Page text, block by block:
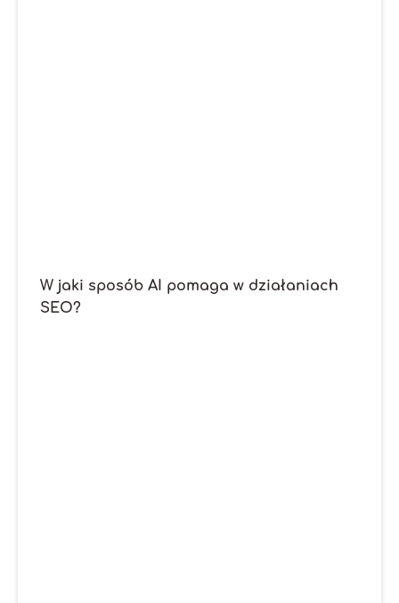
W jaki sposób AI pomaga w działaniach
SEO?